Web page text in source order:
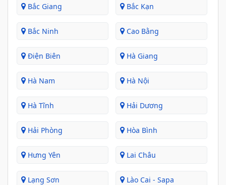
Bắc Giang Bắc Kạn
Bắc Ninh Cao Bằng
Điện Biên Hà Giang
Hà Nam Hà Nội
Hà Tĩnh Hải Dương
Hải Phòng Hòa Bình
Hưng Yên Lai Châu
Lạng Sơn Lào Cai - Sapa